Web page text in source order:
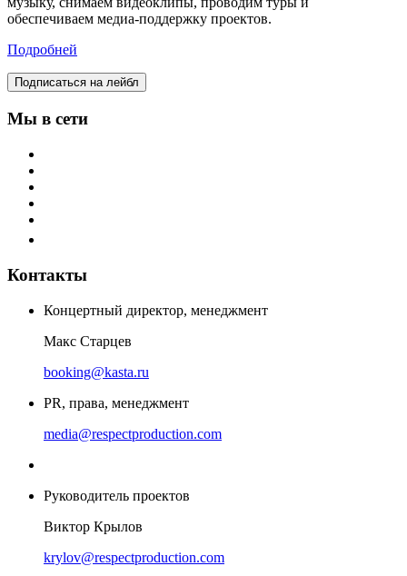
обеспечиваем медиа-поддержку проектов.
Подробней
Подписаться на лейбл
Мы в сети
Контакты
Концертный директор, менеджмент
Макс Старцев
booking@kasta.ru
PR, права, менеджмент
media@respectproduction.com
Руководитель проектов
Виктор Крылов
krylov@respectproduction.com